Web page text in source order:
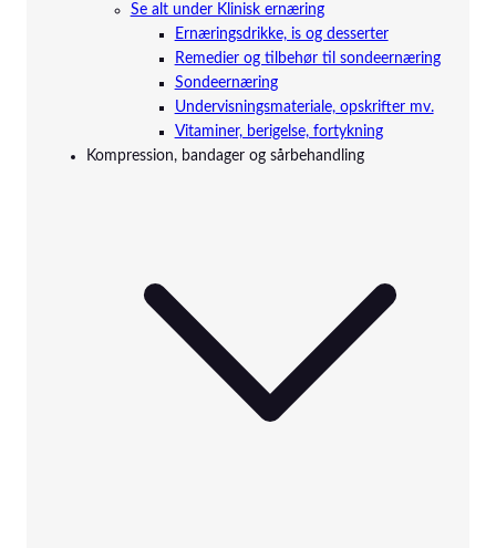
Se alt under Klinisk ernæring
Ernæringsdrikke, is og desserter
Remedier og tilbehør til sondeernæring
Sondeernæring
Undervisningsmateriale, opskrifter mv.
Vitaminer, berigelse, fortykning
Kompression, bandager og sårbehandling